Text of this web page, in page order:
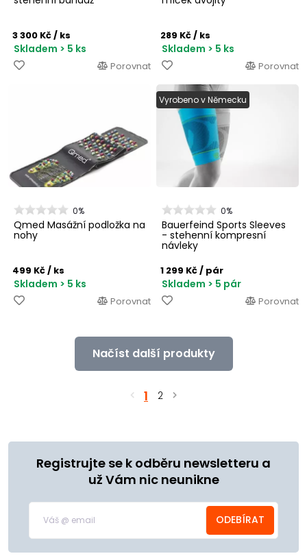
3 300 Kč/ ks
Skladem > 5 ks
Porovnat
289 Kč/ ks
Skladem > 5 ks
Porovnat
0%
Qmed Masážní podložka na
nohy
499 Kč/ ks
Skladem > 5 ks
Porovnat
Vyrobeno v Německu
0%
Bauerfeind Sports Sleeves
- stehenní kompresní
návleky
1 299 Kč/ pár
Skladem > 5 pár
Porovnat
Načíst další produkty
1 2
Registrujte se k odběru newsletteru a
už Vám nic neunikne
ODEBÍRAT